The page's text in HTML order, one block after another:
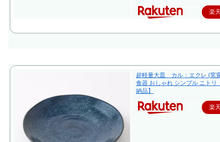
楽
超軽量大皿 カル：エクレ (窯
食器 おしゃれ シンプル ニトリ
納品】
楽